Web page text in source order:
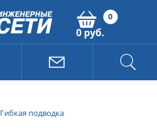
0
0 руб.
Гибкая подводка